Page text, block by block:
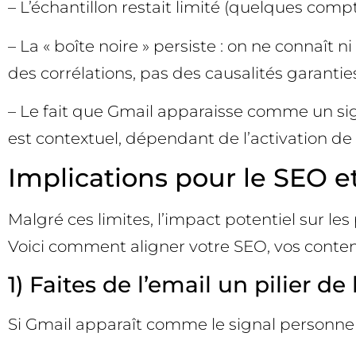
– L’échantillon restait limité (quelques
– La « boîte noire » persiste : on ne connaît
des corrélations, pas des causalités
– Le fait que Gmail apparaisse comme un
est contextuel, dépendant de l’activation
Implications pour le SEO
Malgré ces limites, l’impact potentiel sur
Voici comment aligner votre SEO, vos
1) Faites de l’email un pilier
Si Gmail apparaît comme le signal